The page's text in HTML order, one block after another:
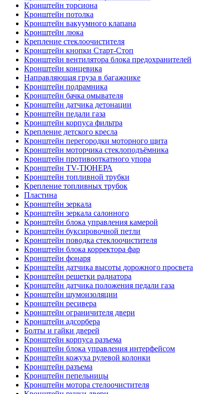
Кронштейн торсиона
Кронштейн потолка
Кронштейн вакуумного клапана
Кронштейн люка
Крепление стеклоочистителя
Кронштейн кнопки Старт-Стоп
Кронштейн вентилятора блока предохранителей
Кронштейн концевика
Направляющая груза в багажнике
Кронштейн подрамника
Кронштейн бачка омывателя
Кронштейн датчика детонации
Кронштейн педали газа
Кронштейн корпуса фильтра
Крепление детского кресла
Кронштейн перегородки моторного щита
Кронштейн моторчика стеклоподъёмника
Кронштейн противооткатного упора
Кронштейн TV-ТЮНЕРА
Кронштейн топливной трубки
Крепление топливных трубок
Пластина
Кронштейн зеркала
Кронштейн зеркала салонного
Кронштейн блока управления камерой
Кронштейн буксировочной петли
Кронштейн поводка стеклоочистителя
Кронштейн блока корректора фар
Кронштейн фонаря
Кронштейн датчика высоты дорожного просвета
Кронштейн решетки радиатора
Кронштейн датчика положения педали газа
Кронштейн шумоизоляции
Кронштейн ресивера
Кронштейн ограничителя двери
Кронштейн адсорбера
Болты и гайки дверей
Кронштейн корпуса разъема
Кронштейн блока управления интерфейсом
Кронштейн кожуха рулевой колонки
Кронштейн разъема
Кронштейн пепельницы
Кронштейн мотора стелоочистителя